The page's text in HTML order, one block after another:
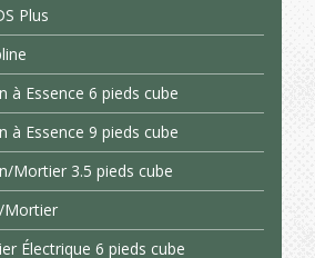
Plus
à Essence 6 pieds cube
à Essence 9 pieds cube
Mortier 3.5 pieds cube
Mortier
Électrique 6 pieds cube